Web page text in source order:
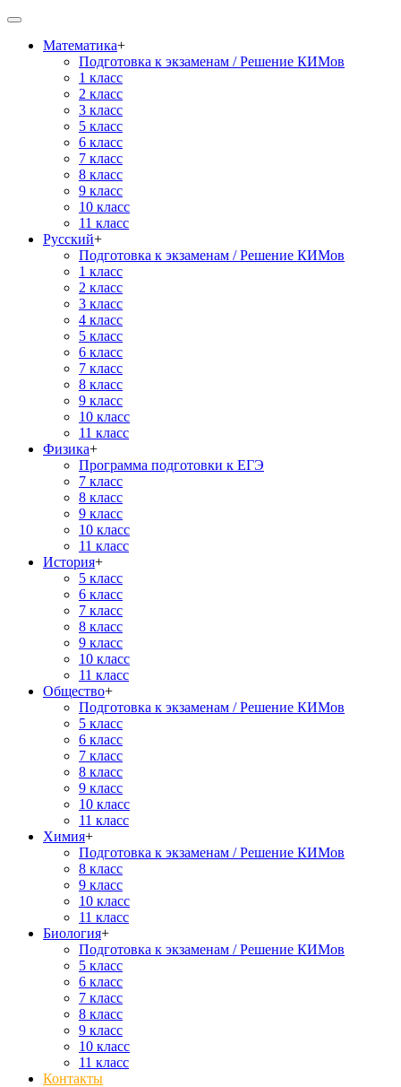
Математика+
Подготовка к экзаменам / Решение КИМов
1 класс
2 класс
3 класс
5 класс
6 класс
7 класс
8 класс
9 класс
10 класс
11 класс
Русский+
Подготовка к экзаменам / Решение КИМов
1 класс
2 класс
3 класс
4 класс
5 класс
6 класс
7 класс
8 класс
9 класс
10 класс
11 класс
Физика+
Программа подготовки к ЕГЭ
7 класс
8 класс
9 класс
10 класс
11 класс
История+
5 класс
6 класс
7 класс
8 класс
9 класс
10 класс
11 класс
Общество+
Подготовка к экзаменам / Решение КИМов
5 класс
6 класс
7 класс
8 класс
9 класс
10 класс
11 класс
Химия+
Подготовка к экзаменам / Решение КИМов
8 класс
9 класс
10 класс
11 класс
Биология+
Подготовка к экзаменам / Решение КИМов
5 класс
6 класс
7 класс
8 класс
9 класс
10 класс
11 класс
Контакты